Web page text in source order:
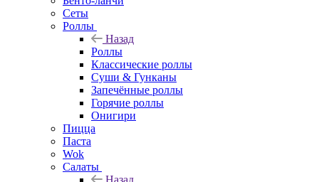
Сеты
Роллы
Назад
Роллы
Классические роллы
Суши & Гунканы
Запечённые роллы
Горячие роллы
Онигири
Пицца
Паста
Wok
Салаты
Назад